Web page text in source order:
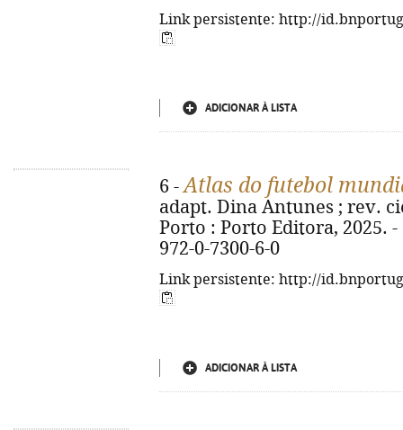
Link persistente: http://
ADICIONAR À LISTA
6 -Atlas do futebol
adapt. Dina Antunes ; rev.
Porto : Porto Editora, 2025. -
972-0-7300-6-0
Link persistente: http://
ADICIONAR À LISTA